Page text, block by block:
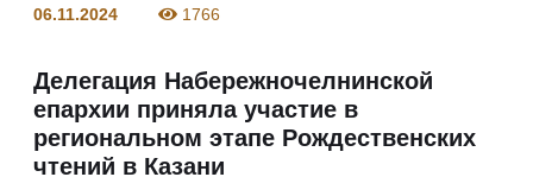
06.11.2024 1766
Делегация Набережночелнинской
епархии приняла участие в
региональном этапе Рождественских
чтений в Казани